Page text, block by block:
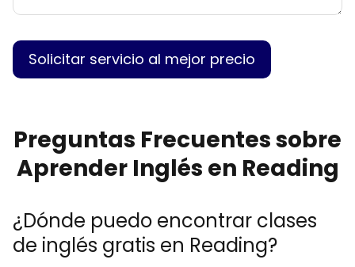
Preguntas Frecuentes sobre
Aprender Inglés en Reading
¿Dónde puedo encontrar clases
de inglés gratis en Reading?